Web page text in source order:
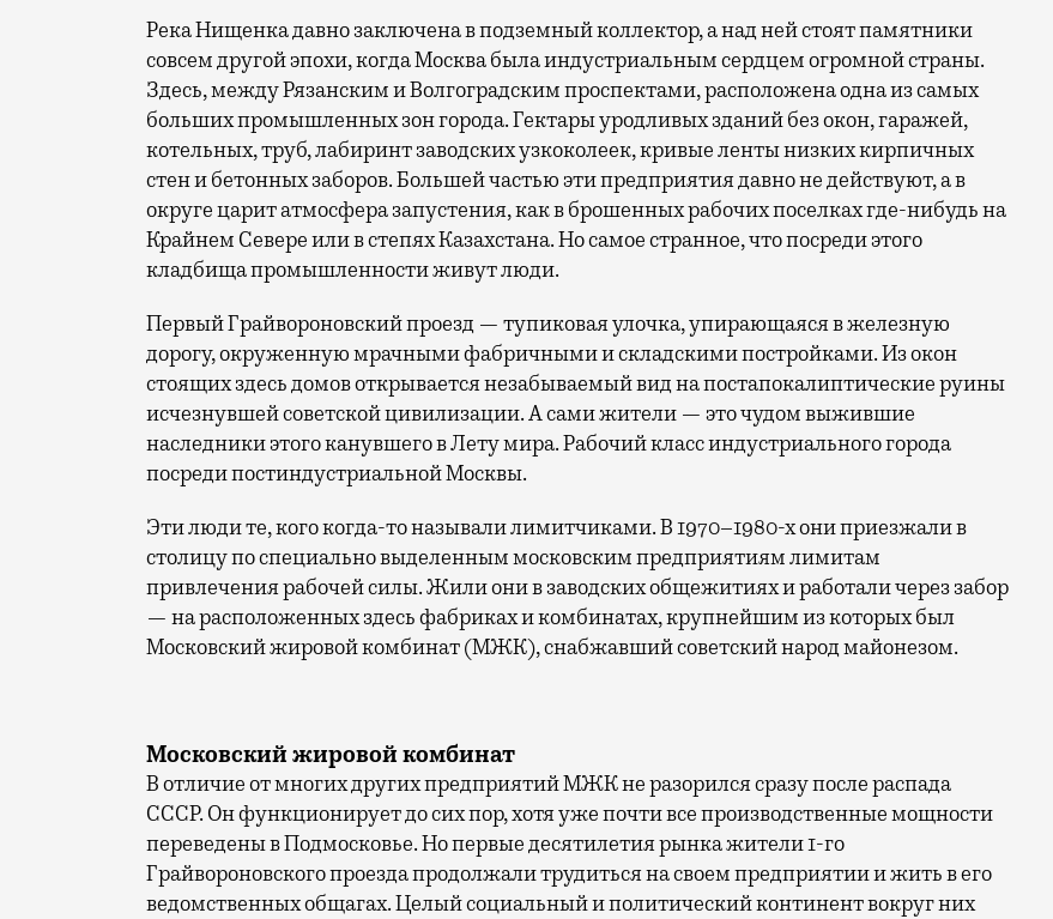
Река Нищенка давно заключена в подземный коллектор, а над ней стоят памятники
совсем другой эпохи, когда Москва была индустриальным сердцем огромной страны.
Здесь, между Рязанским и Волгоградским проспектами, расположена одна из самых
больших промышленных зон города. Гектары уродливых зданий без окон, гаражей,
котельных, труб, лабиринт заводских узкоколеек, кривые ленты низких кирпичных
стен и бетонных заборов. Большей частью эти предприятия давно не действуют, а в
округе царит атмосфера запустения, как в брошенных рабочих поселках где-нибудь на
Крайнем Севере или в степях Казахстана. Но самое странное, что посреди этого
кладбища промышленности живут люди.
Первый Грайвороновский проезд — тупиковая улочка, упирающаяся в железную
дорогу, окруженную мрачными фабричными и складскими постройками. Из окон
стоящих здесь домов открывается незабываемый вид на постапокалиптические руины
исчезнувшей советской цивилизации. А сами жители — это чудом выжившие
наследники этого канувшего в Лету мира. Рабочий класс индустриального города
посреди постиндустриальной Москвы.
Эти люди те, кого когда-то называли лимитчиками. В 1970–1980-х они приезжали в
столицу по специально выделенным московским предприятиям лимитам
привлечения рабочей силы. Жили они в заводских общежитиях и работали через забор
— на расположенных здесь фабриках и комбинатах, крупнейшим из которых был
Московский жировой комбинат (МЖК), снабжавший советский народ майонезом.
Московский жировой комбинат
В отличие от многих других предприятий МЖК не разорился сразу после распада
СССР. Он функционирует до сих пор, хотя уже почти все производственные мощности
переведены в Подмосковье. Но первые десятилетия рынка жители 1-го
Грайвороновского проезда продолжали трудиться на своем предприятии и жить в его
ведомственных общагах. Целый социальный и политический континент вокруг них